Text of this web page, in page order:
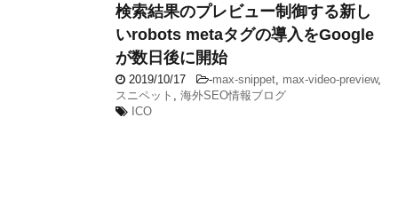
検索結果のプレビュー制御する新し
いrobots metaタグの導入をGoogle
が数日後に開始
2019/10/17 -max-snippet max-video-preview,
スニペット
海外SEO情報ブログ
ICO